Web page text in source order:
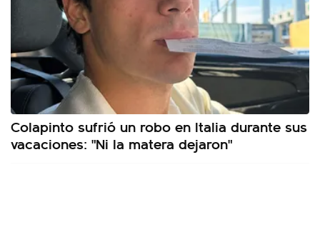
Colapinto sufrió un robo en Italia durante sus
vacaciones: "Ni la matera dejaron"